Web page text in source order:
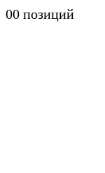
00 позиций